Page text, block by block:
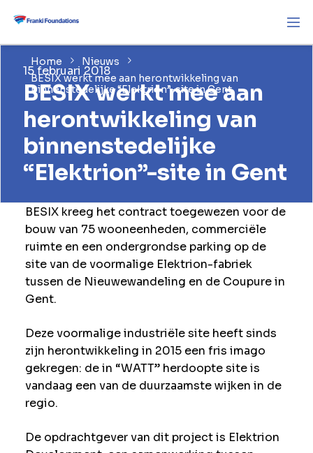
Home
Nieuws
BESIX werkt mee aan herontwikkeling van
binnenstedelijke “Elektrion”-site in Gent
15 februari 2018
BESIX werkt mee aan
herontwikkeling van
binnenstedelijke
“Elektrion”-site in Gent
BESIX kreeg het contract toegewezen voor de
bouw van 75 wooneenheden, commerciële
ruimte en een ondergrondse parking op de
site van de voormalige Elektrion-fabriek
tussen de Nieuwewandeling en de Coupure in
Gent.
Deze voormalige industriële site heeft sinds
zijn herontwikkeling in 2015 een fris imago
gekregen: de in “WATT” herdoopte site is
vandaag een van de duurzaamste wijken in de
regio.
De opdrachtgever van dit project is Elektrion